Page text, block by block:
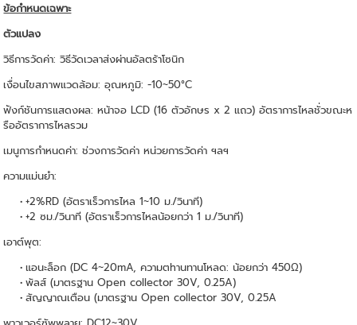
ข้อกําหนดเฉพาะ
ตัวแปลง
วิธีการวัดค่า: วิธีวัดเวลาส่งผ่านอัลตร้าโซนิก
เงื่อนไขสภาพแวดล้อม: อุณหภูมิ: -10~50°C
ฟังก์ชันการแสดงผล: หน้าจอ LCD (16 ตัวอักษร x 2 แถว) อัตราการไหลชั่วขณะห
รืออัตราการไหลรวม
เมนูการกําหนดค่า: ช่วงการวัดค่า หน่วยการวัดค่า ฯลฯ
ความแม่นยํา:
+2%RD (อัตราเร็วการไหล 1~10 ม./วินาที)
+2 ซม./วินาที (อัตราเร็วการไหลน้อยกว่า 1 ม./วินาที)
เอาต์พุต:
แอนะล็อก (DC 4~20mA, ความตhานทานโหลด: น้อยกว่า 450Ω)
พัลส์ (มาตรฐาน Open collector 30V, 0.25A)
สัญญาณเตือน (มาตรฐาน Open collector 30V, 0.25A